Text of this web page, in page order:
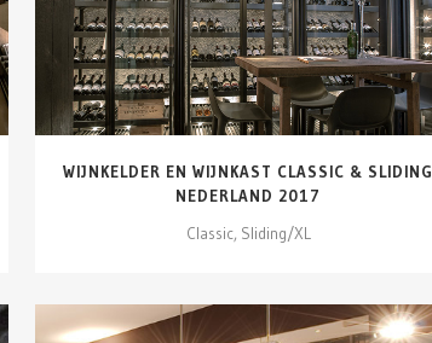
DETAILS ZIEN
WIJNKELDER EN WIJNKAST CLASSIC & SLIDING
NEDERLAND 2017
Classic, Sliding/XL